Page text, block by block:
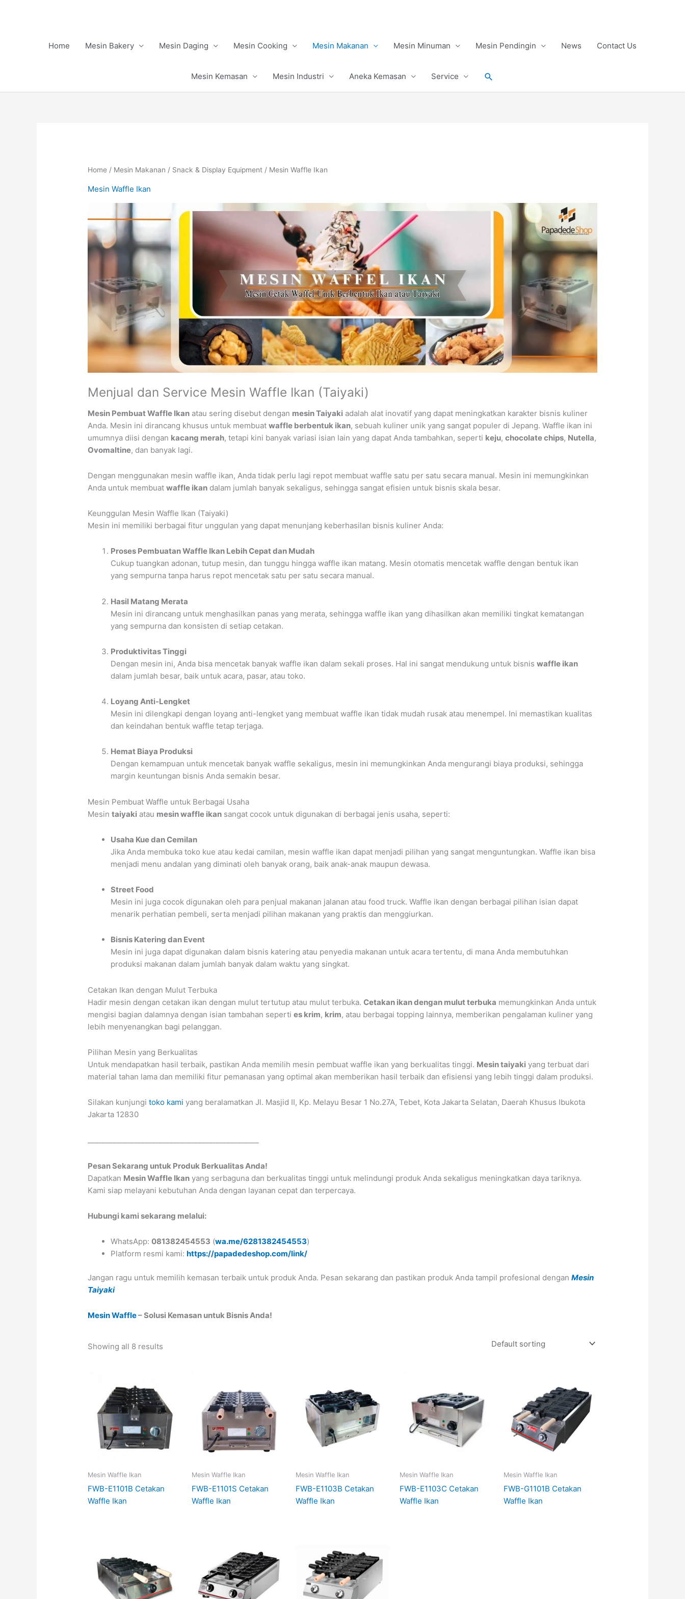
Home
Mesin Bakery Mesin Daging Mesin Cooking Mesin Makanan Mesin Minuman Mesin Pendingin News Contact Us
Mesin Kemasan Mesin Industri Aneka Kemasan Service Search
Home / Mesin Makanan / Snack & Display Equipment / Mesin Waffle Ikan
Mesin Waffle Ikan
Menjual dan Service Mesin Waffle Ikan (Taiyaki)
Mesin Pembuat Waffle Ikan atau sering disebut dengan mesin Taiyaki adalah alat inovatif yang dapat meningkatkan karakter bisnis kuliner
Anda. Mesin ini dirancang khusus untuk membuatwaffle berbentuk ikan, sebuah kuliner unik yang sangat populer di Jepang. Waffle ikan ini
umumnya diisi dengan kacang merah, tetapi kini banyak variasi isian lain yang dapat Anda tambahkan, seperti keju,chocolate chips, Nutella,
Ovomaltine, dan banyak lagi.
Dengan menggunakan mesin waffle ikan, Anda tidak perlu lagi repot membuat waffle satu per satu secara manual. Mesin ini memungkinkan
Anda untuk membuatwaffle ikan dalam jumlah banyak sekaligus, sehingga sangat efisien untuk bisnis skala besar.
Keunggulan Mesin Waffle Ikan (Taiyaki)
Mesin ini memiliki berbagai fitur unggulan yang dapat menunjang keberhasilan bisnis kuliner Anda:
Proses Pembuatan Waffle Ikan Lebih Cepat dan Mudah
Cukup tuangkan adonan, tutup mesin, dan tunggu hingga waffle ikan matang. Mesin otomatis mencetak waffle dengan bentuk ikan
yang sempurna tanpa harus repot mencetak satu per satu secara manual.
Hasil Matang Merata
Mesin ini dirancang untuk menghasilkan panas yang merata, sehingga waffle ikan yang dihasilkan akan memiliki tingkat kematangan
yang sempurna dan konsisten di setiap cetakan.
Produktivitas Tinggi
Dengan mesin ini, Anda bisa mencetak banyak waffle ikan dalam sekali proses. Hal ini sangat mendukung untuk bisniswaffle ikan
dalam jumlah besar, baik untuk acara, pasar, atau toko.
Loyang Anti-Lengket
Mesin ini dilengkapi dengan loyang anti-lengket yang membuat waffle ikan tidak mudah rusak atau menempel. Ini memastikan kualitas
dan keindahan bentuk waffle tetap terjaga.
Hemat Biaya Produksi
Dengan kemampuan untuk mencetak banyak waffle sekaligus, mesin ini memungkinkan Anda mengurangi biaya produksi, sehingga
margin keuntungan bisnis Anda semakin besar.
Mesin Pembuat Waffle untuk Berbagai Usaha
Mesintaiyaki atau mesin waffle ikan sangat cocok untuk digunakan di berbagai jenis usaha, seperti:
Usaha Kue dan Cemilan
Jika Anda membuka toko kue atau kedai camilan, mesin waffle ikan dapat menjadi pilihan yang sangat menguntungkan. Waffle ikan bisa
menjadi menu andalan yang diminati oleh banyak orang, baik anak-anak maupun dewasa.
Street Food
Mesin ini juga cocok digunakan oleh para penjual makanan jalanan atau food truck. Waffle ikan dengan berbagai pilihan isian dapat
menarik perhatian pembeli, serta menjadi pilihan makanan yang praktis dan menggiurkan.
Bisnis Katering dan Event
Mesin ini juga dapat digunakan dalam bisnis katering atau penyedia makanan untuk acara tertentu, di mana Anda membutuhkan
produksi makanan dalam jumlah banyak dalam waktu yang singkat.
Cetakan Ikan dengan Mulut Terbuka
Hadir mesin dengan cetakan ikan dengan mulut tertutup atau mulut terbuka.Cetakan ikan dengan mulut terbuka memungkinkan Anda untuk
mengisi bagian dalamnya dengan isian tambahan seperties krim, krim, atau berbagai topping lainnya, memberikan pengalaman kuliner yang
lebih menyenangkan bagi pelanggan.
Pilihan Mesin yang Berkualitas
Untuk mendapatkan hasil terbaik, pastikan Anda memilih mesin pembuat waffle ikan yang berkualitas tinggi. Mesin taiyaki yang terbuat dari
material tahan lama dan memiliki fitur pemanasan yang optimal akan memberikan hasil terbaik dan efisiensi yang lebih tinggi dalam produksi.
Silakan kunjungitoko kami yang beralamatkan Jl. Masjid II, Kp. Melayu Besar 1 No.27A, Tebet, Kota Jakarta Selatan, Daerah Khusus Ibukota
Jakarta 12830
Pesan Sekarang untuk Produk Berkualitas Anda!
Dapatkan Mesin Waffle Ikan yang serbaguna dan berkualitas tinggi untuk melindungi produk Anda sekaligus meningkatkan daya tariknya.
Kami siap melayani kebutuhan Anda dengan layanan cepat dan terpercaya.
Hubungi kami sekarang melalui:
WhatsApp:081382454553 (wa.me/6281382454553)
Platform resmi kami:https://papadedeshop.com/link/
Jangan ragu untuk memilih kemasan terbaik untuk produk Anda. Pesan sekarang dan pastikan produk Anda tampil profesional denganMesin
Taiyaki
Mesin Waffle– Solusi Kemasan untuk Bisnis Anda!
Showing all 8 results
Mesin Waffle Ikan
FWB-E1101B Cetakan
Waffle Ikan
Mesin Waffle Ikan
FWB-E1101S Cetakan
Waffle Ikan
Mesin Waffle Ikan
FWB-E1103B Cetakan
Waffle Ikan
Mesin Waffle Ikan
FWB-E1103C Cetakan
Waffle Ikan
Mesin Waffle Ikan
FWB-G1101B Cetakan
Waffle Ikan